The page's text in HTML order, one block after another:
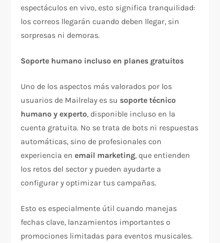
espectáculos en vivo, esto significa tranquilidad:
los correos llegarán cuando deben llegar, sin
sorpresas ni demoras.
Soporte humano incluso en planes gratuitos
Uno de los aspectos más valorados por los
usuarios de Mailrelay es su soporte técnico
humano y experto, disponible incluso en la
cuenta gratuita. No se trata de bots ni respuestas
automáticas, sino de profesionales con
experiencia enemail marketing, que entienden
los retos del sector y pueden ayudarte a
configurar y optimizar tus campañas.
Esto es especialmente útil cuando manejas
fechas clave, lanzamientos importantes o
promociones limitadas para eventos musicales.